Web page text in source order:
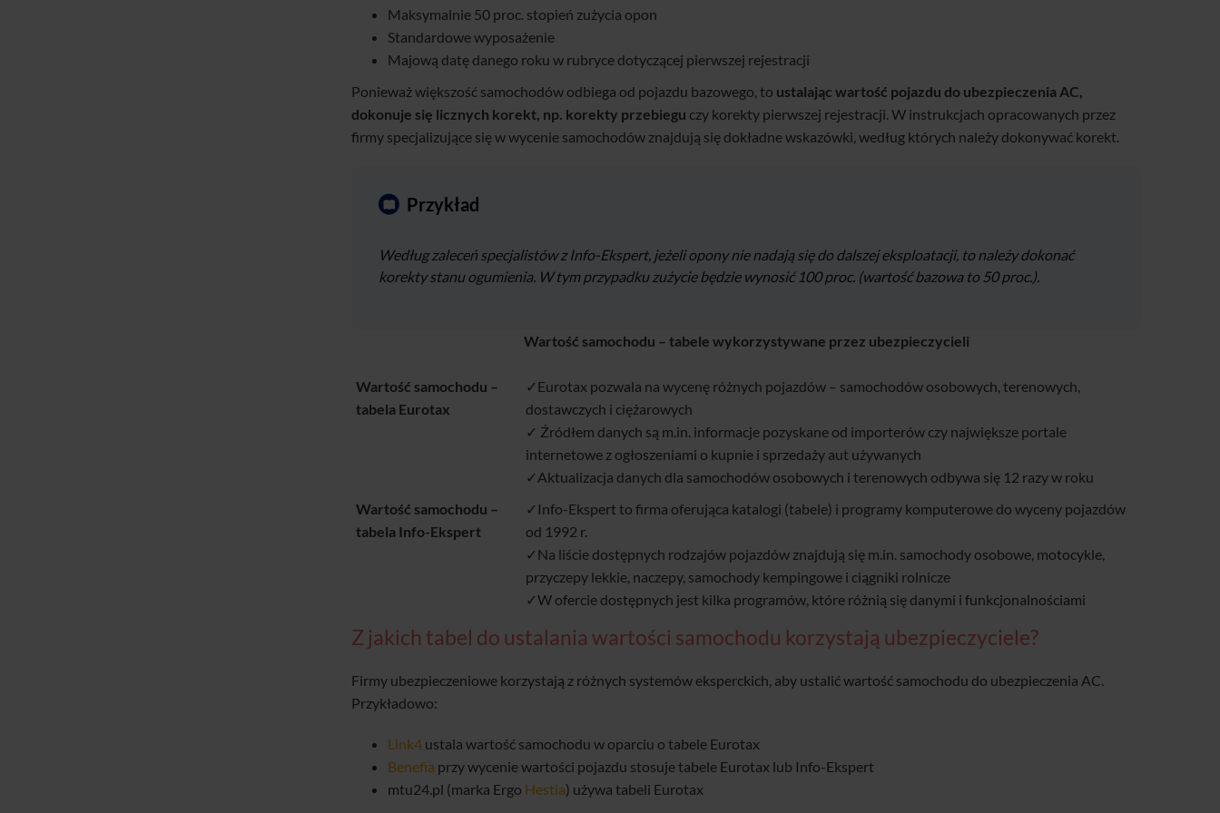
Maksymalnie 50 proc. stopień zużycia opon
Standardowe wyposażenie
Majową datę danego roku w rubryce dotyczącej pierwszej rejestracji
Ponieważ większość samochodów odbiega od pojazdu bazowego, to ustalając wartość pojazdu do ubezpieczenia AC,
dokonuje się licznych korekt, np. korekty przebiegu czy korekty pierwszej rejestracji. W instrukcjach opracowanych przez
firmy specjalizujące się w wycenie samochodów znajdują się dokładne wskazówki, według których należy dokonywać korekt.
Przykład
Według zaleceń specjalistów z Info-Ekspert, jeżeli opony nie nadają się do dalszej eksploatacji, to należy dokonać
korekty stanu ogumienia. W tym przypadku zużycie będzie wynosić 100 proc. (wartość bazowa to 50 proc.).
Wartość samochodu – tabele wykorzystywane przez ubezpieczycieli
Wartość samochodu –
tabela Eurotax
✓Eurotax pozwala na wycenę różnych pojazdów – samochodów osobowych, terenowych,
dostawczych i ciężarowych
✓ Źródłem danych są m.in. informacje pozyskane od importerów czy największe portale
internetowe z ogłoszeniami o kupnie i sprzedaży aut używanych
✓Aktualizacja danych dla samochodów osobowych i terenowych odbywa się 12 razy w roku
Wartość samochodu –
tabela Info-Ekspert
✓Info-Ekspert to firma oferująca katalogi (tabele) i programy komputerowe do wyceny pojazdów
od 1992 r.
✓Na liście dostępnych rodzajów pojazdów znajdują się m.in. samochody osobowe, motocykle,
przyczepy lekkie, naczepy, samochody kempingowe i ciągniki rolnicze
✓W ofercie dostępnych jest kilka programów, które różnią się danymi i funkcjonalnościami
Z jakich tabel do ustalania wartości samochodu korzystają ubezpieczyciele?
Firmy ubezpieczeniowe korzystają z różnych systemów eksperckich, aby ustalić wartość samochodu do ubezpieczenia AC.
Przykładowo:
Link4 ustala wartość samochodu w oparciu o tabele Eurotax
Benefia przy wycenie wartości pojazdu stosuje tabele Eurotax lub Info-Ekspert
mtu24.pl (marka Ergo Hestia) używa tabeli Eurotax